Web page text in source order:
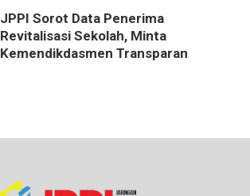
JPPI Sorot Data Penerima
Revitalisasi Sekolah, Minta
Kemendikdasmen Transparan